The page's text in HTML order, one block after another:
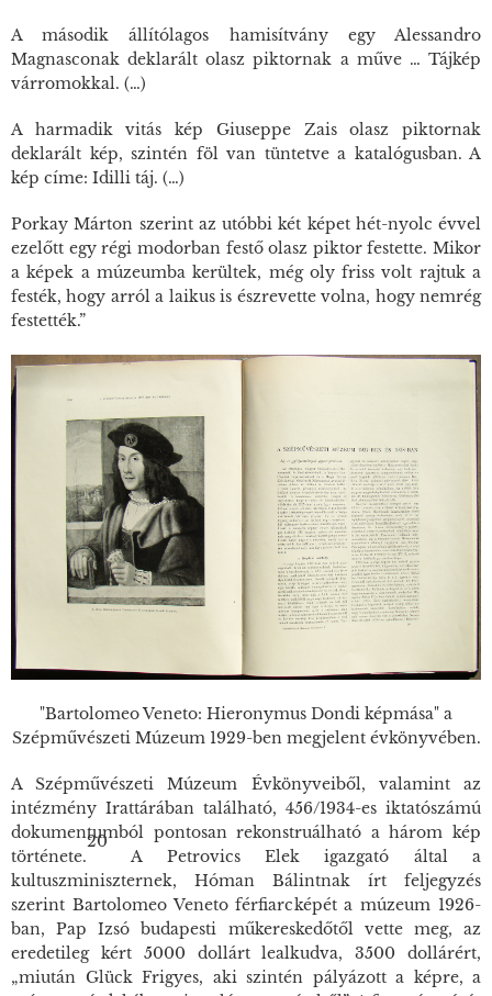
A második állítólagos hamisítvány egy Alessandro
Magnasconak deklarált olasz piktornak a műve … Tájkép
várromokkal. (…)
A harmadik vitás kép Giuseppe Zais olasz piktornak
deklarált kép, szintén föl van tüntetve a katalógusban. A
kép címe: Idilli táj. (…)
Porkay Márton szerint az utóbbi két képet hét-nyolc évvel
ezelőtt egy régi modorban festő olasz piktor festette. Mikor
a képek a múzeumba kerültek, még oly friss volt rajtuk a
festék, hogy arról a laikus is észrevette volna, hogy nemrég
festették.”
"Bartolomeo Veneto: Hieronymus Dondi képmása" a
Szépművészeti Múzeum 1929-ben megjelent évkönyvében.
A Szépművészeti Múzeum Évkönyveiből, valamint az
intézmény Irattárában található, 456/1934-es iktatószámú
dokumentumból pontosan rekonstruálható a három kép
története.
20
A Petrovics Elek igazgató által a
kultuszminiszternek, Hóman Bálintnak írt feljegyzés
szerint Bartolomeo Veneto férfiarcképét a múzeum 1926-
ban, Pap Izsó budapesti műkereskedőtől vette meg, az
eredetileg kért 5000 dollárt lealkudva, 3500 dollárért,
„miután Glück Frigyes, aki szintén pályázott a képre, a